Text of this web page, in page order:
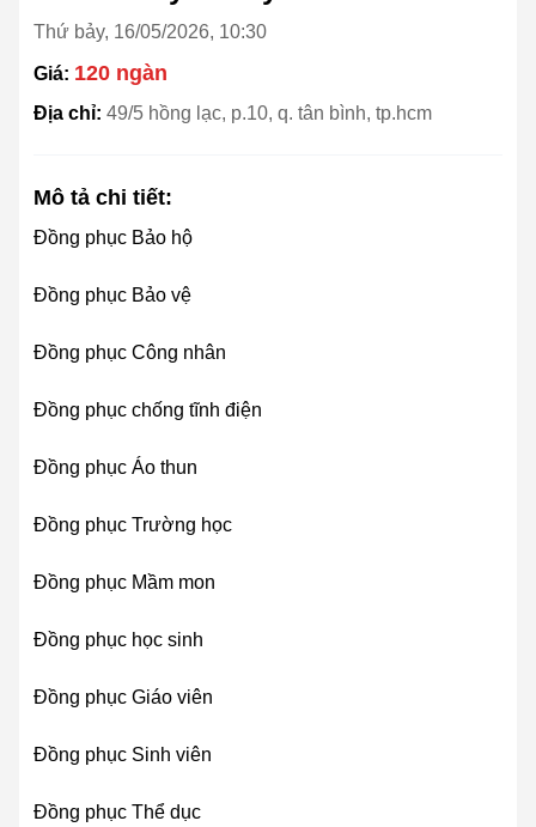
Thứ bảy, 16/05/2026, 10:30
Giá: 120 ngàn
Địa chỉ: 49/5 hồng lạc, p.10, q. tân bình, tp.hcm
Mô tả chi tiết:
Đồng phục Bảo hộ
Đồng phục Bảo vệ
Đồng phục Công nhân
Đồng phục chống tĩnh điện
Đồng phục Áo thun
Đồng phục Trường học
Đồng phục Mầm mon
Đồng phục học sinh
Đồng phục Giáo viên
Đồng phục Sinh viên
Đồng phục Thể dục